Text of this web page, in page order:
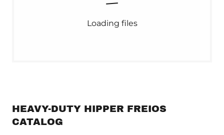
Loading files
HEAVY-DUTY HIPPER FREIOS
CATALOG